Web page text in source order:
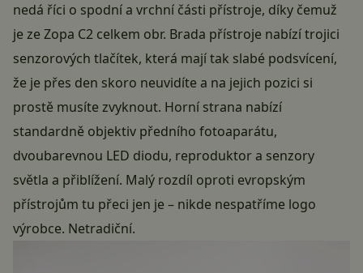
nedá říci o spodní a vrchní části přístroje, díky čemuž
je ze Zopa C2 celkem obr. Brada přístroje nabízí trojici
senzorových tlačítek, která mají tak slabé podsvícení,
že je přes den skoro neuvidíte a na jejich pozici si
prostě musíte zvyknout. Horní strana nabízí
standardně objektiv předního fotoaparátu,
dvoubarevnou LED diodu, reproduktor a senzory
světla a přiblížení. Malý rozdíl oproti evropským
přístrojům tu přeci jen je – nikde nespatříme logo
výrobce. Netradiční.